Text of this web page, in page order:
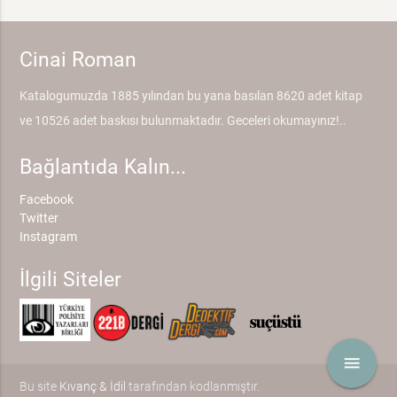
menu
Cinai Roman
Katalogumuzda 1885 yılından bu yana basılan 8620 adet kitap
ve 10526 adet baskısı bulunmaktadır. Geceleri okumayınız!..
Bağlantıda Kalın...
Facebook
Twitter
Instagram
İlgili Siteler
Bu site Kıvanç & İdil tarafından kodlanmıştır.